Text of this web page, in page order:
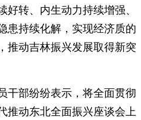
转、内生动力持续增强、
患持续化解，实现经济质的
推动吉林振兴发展取得新突
干部纷纷表示，将全面贯彻
推动东北全面振兴座谈会上